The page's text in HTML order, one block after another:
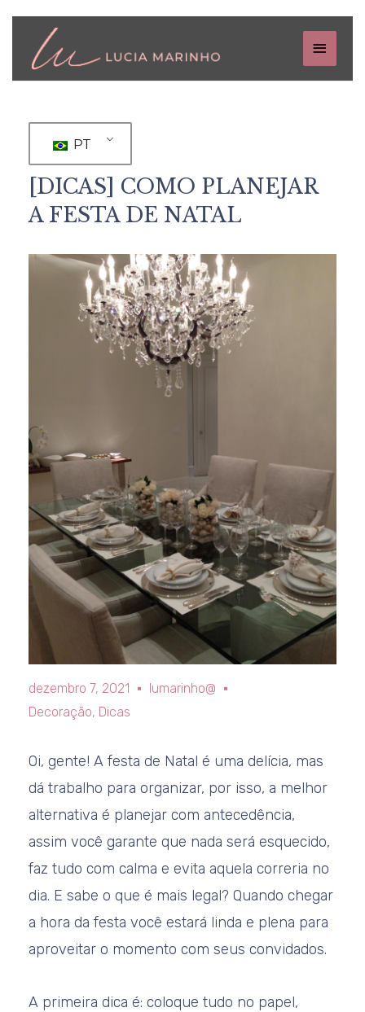
PT
[DICAS] COMO PLANEJAR
A FESTA DE NATAL
dezembro 7, 2021
lumarinho@
Decoração, Dicas
Oi, gente! A festa de Natal é uma delícia, mas
dá trabalho para organizar, por isso, a melhor
alternativa é planejar com antecedência,
assim você garante que nada será esquecido,
faz tudo com calma e evita aquela correria no
dia. E sabe o que é mais legal? Quando chegar
a hora da festa você estará linda e plena para
aproveitar o momento com seus convidados.
A primeira dica é: coloque tudo no papel,